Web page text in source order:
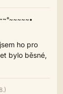
ho pro
bylo běsné,